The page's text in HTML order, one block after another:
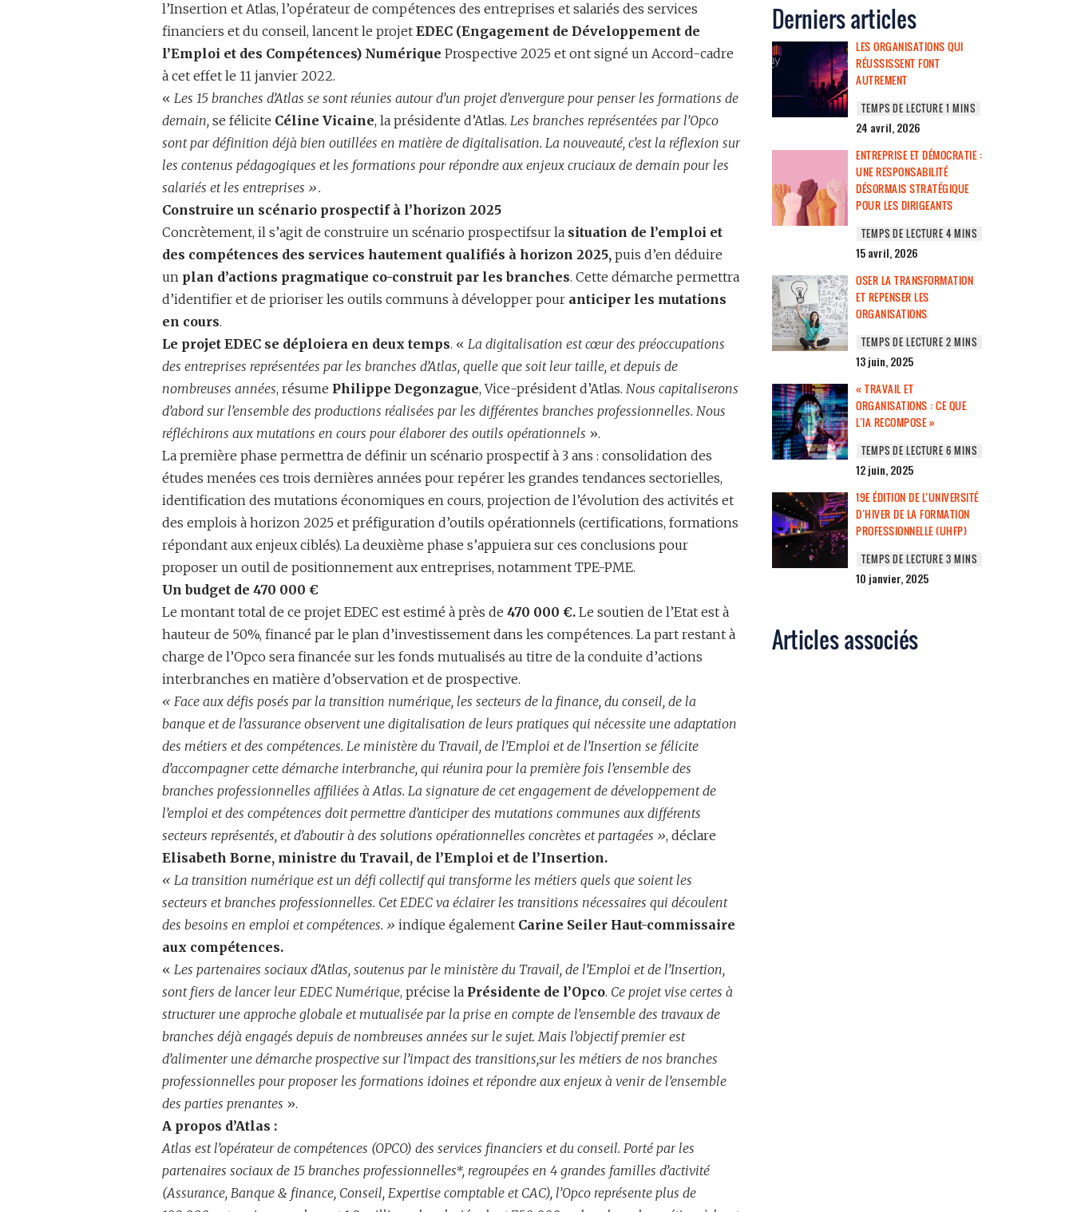
l’Insertion et Atlas, l’opérateur de compétences des entreprises et salariés des services
financiers et du conseil, lancent le projet EDEC (Engagement de Développement de
l’Emploi et des Compétences) Numérique Prospective 2025 et ont signé un Accord-cadre
à cet effet le 11 janvier 2022.
« Les 15 branches d’Atlas se sont réunies autour d’un projet d’envergure pour penser les formations de
demain,se félicite Céline Vicaine, la présidente d’Atlas. Les branches représentées par l’Opco
sont par définition déjà bien outillées en matière de digitalisation. La nouveauté, c’est la réflexion sur
les contenus pédagogiques et les formations pour répondre aux enjeux cruciaux de demain pour les
salariés et les entreprises ».
Construire un scénario prospectif à l’horizon 2025
Concrètement, il s’agit de construire un scénario prospectifsur la situation de l’emploi et
des compétences des services hautement qualifiés à horizon 2025, puis d’en déduire
un plan d’actions pragmatique co-construit par les branches. Cette démarche permettra
d’identifier et de prioriser les outils communs à développer pour anticiper les mutations
en cours.
Le projet EDEC se déploiera en deux temps. « La digitalisation est cœur des préoccupations
des entreprises représentées par les branches d’Atlas, quelle que soit leur taille, et depuis de
nombreuses années, résume Philippe Degonzague, Vice-président d’Atlas. Nous capitaliserons
d’abord sur l’ensemble des productions réalisées par les différentes branches professionnelles. Nous
réfléchirons aux mutations en cours pour élaborer des outils opérationnels ».
La première phase permettra de définir un scénario prospectif à 3 ans : consolidation des
études menées ces trois dernières années pour repérer les grandes tendances sectorielles,
identification des mutations économiques en cours, projection de l’évolution des activités et
des emplois à horizon 2025 et préfiguration d’outils opérationnels (certifications, formations
répondant aux enjeux ciblés). La deuxième phase s’appuiera sur ces conclusions pour
proposer un outil de positionnement aux entreprises, notamment TPE-PME.
Un budget de 470 000 €
Le montant total de ce projet EDEC est estimé à près de 470 000 €.Le soutien de l’Etat est à
hauteur de 50%, financé par le plan d’investissement dans les compétences. La part restant à
charge de l’Opco sera financée sur les fonds mutualisés au titre de la conduite d’actions
interbranches en matière d’observation et de prospective.
« Face aux défis posés par la transition numérique, les secteurs de la finance, du conseil, de la
banque et de l’assurance observent une digitalisation de leurs pratiques qui nécessite une adaptation
des métiers et des compétences. Le ministère du Travail, de l’Emploi et de l’Insertion se félicite
d’accompagner cette démarche interbranche, qui réunira pour la première fois l’ensemble des
branches professionnelles affiliées à Atlas. La signature de cet engagement de développement de
l’emploi et des compétences doit permettre d’anticiper des mutations communes aux différents
secteurs représentés, et d’aboutir à des solutions opérationnelles concrètes et partagées », déclare
Elisabeth Borne, ministre du Travail, de l’Emploi et de l’Insertion.
« La transition numérique est un défi collectif qui transforme les métiers quels que soient les
secteurs et branches professionnelles. Cet EDEC va éclairer les transitions nécessaires qui découlent
des besoins en emploi et compétences. » indique égalementCarine Seiler Haut-commissaire
aux compétences.
« Les partenaires sociaux d’Atlas, soutenus par le ministère du Travail, de l’Emploi et de l’Insertion,
sont fiers de lancer leur EDEC Numérique, précise la Présidente de l’Opco. Ce projet vise certes à
structurer une approche globale et mutualisée par la prise en compte de l’ensemble des travaux de
branches déjà engagés depuis de nombreuses années sur le sujet. Mais l’objectif premier est
d’alimenter une démarche prospective sur l’impact des transitions,sur les métiers de nos branches
professionnelles pour proposer les formations idoines et répondre aux enjeux à venir de l’ensemble
des parties prenantes ».
A propos d’Atlas :
Atlas est l’opérateur de compétences (OPCO) des services financiers et du conseil. Porté par les
partenaires sociaux de 15 branches professionnelles*, regroupées en 4 grandes familles d’activité
(Assurance, Banque & finance, Conseil, Expertise comptable et CAC), l’Opco représente plus de
Derniers articles
LES ORGANISATIONS QUI
RÉUSSISSENT FONT
AUTREMENT
24 avril, 2026
ENTREPRISE ET DÉMOCRATIE :
UNE RESPONSABILITÉ
DÉSORMAIS STRATÉGIQUE
POUR LES DIRIGEANTS
15 avril, 2026
OSER LA TRANSFORMATION
ET REPENSER LES
ORGANISATIONS
13 juin, 2025
« TRAVAIL ET
ORGANISATIONS : CE QUE
L’IA RECOMPOSE »
12 juin, 2025
19E ÉDITION DE L’UNIVERSITÉ
D’HIVER DE LA FORMATION
PROFESSIONNELLE (UHFP)
10 janvier, 2025
Articles associés